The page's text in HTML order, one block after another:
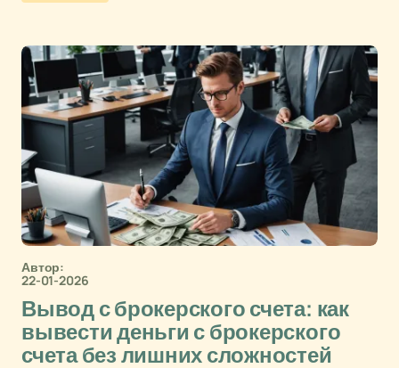
Автор:
22-01-2026
Вывод с брокерского счета: как
вывести деньги с брокерского
счета без лишних сложностей